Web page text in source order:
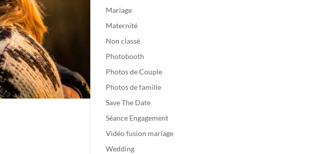
Mariage
Maternité
Non classé
Photobooth
Photos de Couple
Photos de famille
Save The Date
Séance Engagement
Vidéo fusion mariage
Wedding